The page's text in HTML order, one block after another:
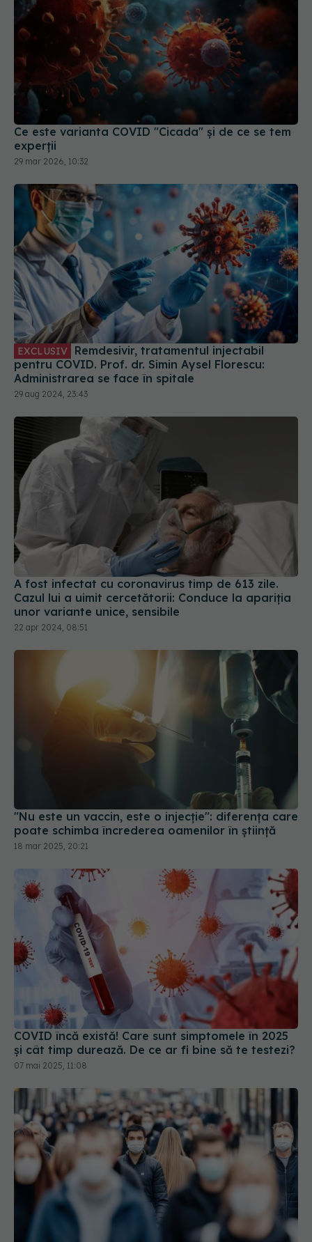
Ce este varianta COVID "Cicada" și de ce se tem
experții
29 mar 2026, 10:32
EXCLUSIV
Remdesivir, tratamentul injectabil
pentru COVID. Prof. dr. Simin Aysel Florescu:
Administrarea se face în spitale
29 aug 2024, 23:43
A fost infectat cu coronavirus timp de 613 zile.
Cazul lui a uimit cercetătorii: Conduce la apariția
unor variante unice, sensibile
22 apr 2024, 08:51
"Nu este un vaccin, este o injecție": diferența care
poate schimba încrederea oamenilor în știință
COVID încă există! Care sunt simptomele în 2025
și cât timp durează. De ce ar fi bine să te testezi?
07 mai 2025, 11:08
Evoluția COVID-19 în România. Datele surpriză
care dau peste cap previziunile specialiștilor